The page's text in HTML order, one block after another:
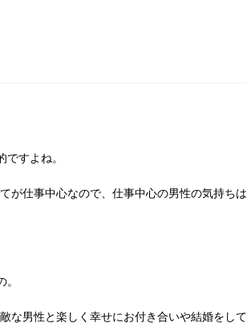
すよね。
が仕事中心なので、仕事中心の男性の気持ちは
な男性と楽しく幸せにお付き合いや結婚をして